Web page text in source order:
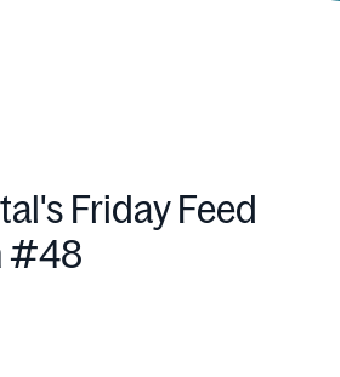
Friday Feed
#48